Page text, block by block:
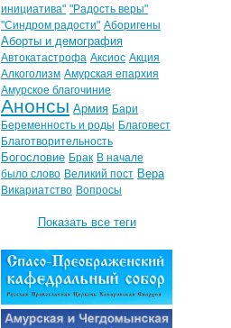
инициатива" "Радость веры"
"Синдром радости" Аборигены
Аборты и демография
Автокатастрофа Аксиос Акция
Алкоголизм Амурская епархия
Амурское благочиние
Анонсы Армия Бари
Беременность и роды Благовест
Благотворительность
Богословие Брак В начале
было слово Великий пост Вера
Викариатство Вопросы
Показать все теги